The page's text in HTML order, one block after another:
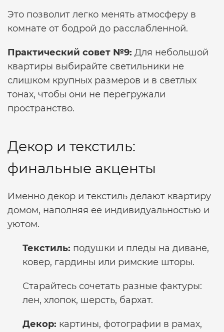
Это позволит легко менять атмосферу в
комнате от бодрой до расслабленной.
Практический совет №9: Для небольшой
квартиры выбирайте светильники не
слишком крупных размеров и в светлых
тонах, чтобы они не перегружали
пространство.
Декор и текстиль:
финальные акценты
Именно декор и текстиль делают квартиру
домом, наполняя ее индивидуальностью и
уютом.
Текстиль: подушки и пледы на диване,
ковер, гардины или римские шторы.
Старайтесь сочетать разные фактуры:
лен, хлопок, шерсть, бархат.
Декор: картины, фотографии в рамах,